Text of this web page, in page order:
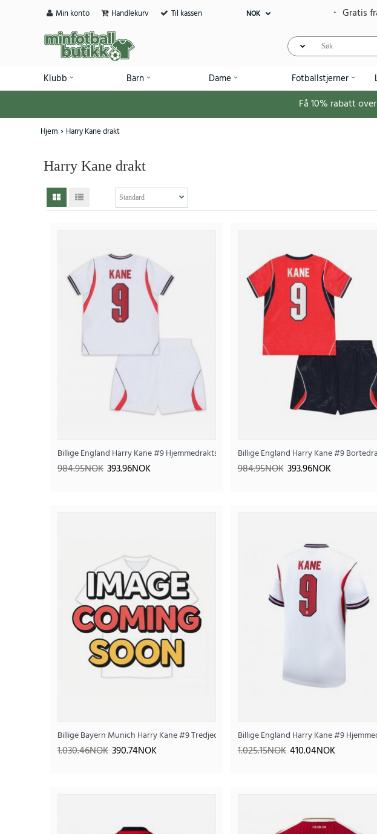
Min konto Handlekurv Til kassen NOK Gratis
Klubb Barn Dame Fotballstjerner
Få 10% rabatt over
Hjem Harry Kane drakt
Harry Kane drakt
SALE Billige Bayern
Billige England Harry Kane #9 Hjemmedraktsett Barn VM 2026 Kortermet (+ Korte
984.95NOK 393.96NOK
Billige England Harry Kane #9
984.95NOK 393.96NOK
Billige Bayern Munich Harry Kane #9 Tredjedraktsett Barn 2026-27 Kortermet (+ Korte
1.030.46NOK 390.74NOK
Billige England Harry Kane #9
1.025.15NOK 410.04NOK